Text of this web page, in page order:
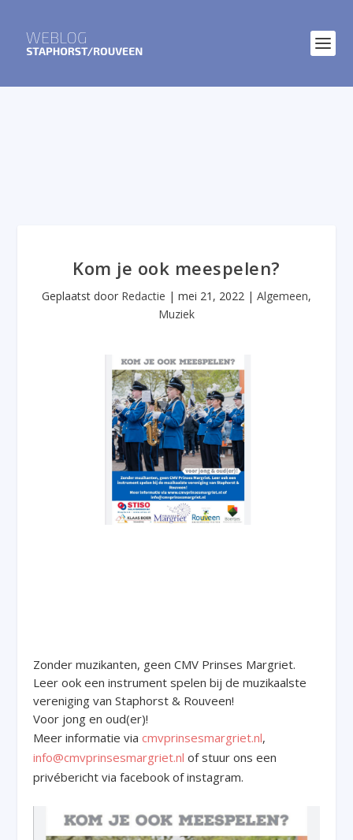
Kom je ook meespelen?
Geplaatst door Redactie | mei 21, 2022 | Algemeen,
Muziek
Zonder muzikanten, geen CMV Prinses Margriet.
Leer ook een instrument spelen bij de muzikaalste
vereniging van Staphorst & Rouveen!
Voor jong en oud(er)!
Meer informatie viacmvprinsesmargriet.nl,
info@cmvprinsesmargriet.nl of stuur ons een
privébericht via facebook of instagram.